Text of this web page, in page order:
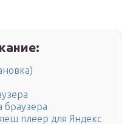
браузера
плеер для Яндекс